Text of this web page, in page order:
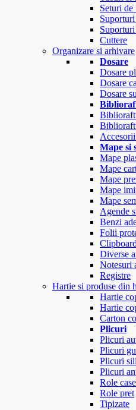
Seturi de
Cuttere
Organizare si arhivare
Dosare
Dosare
Dosare
Dosare
Mape si
Mape
Mape
Mape
Mape
Mape
Agende
Benzi
Folii
Diverse
Notesuri
Registre
Hartie si produse din
Hartie
Hartie
Carton
Plicuri
Plicuri
Plicuri
Plicuri
Plicuri
Role
Role pret
Tipizate